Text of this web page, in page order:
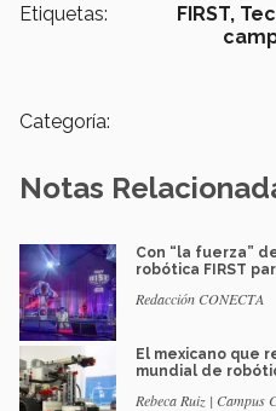
Etiquetas: FIRST,
Categoría:
Notas
Con “la fuerza”
robótica FIRST
Redacción CONECTA
El mexicano que
mundial de
Rebeca Ruiz | Campus